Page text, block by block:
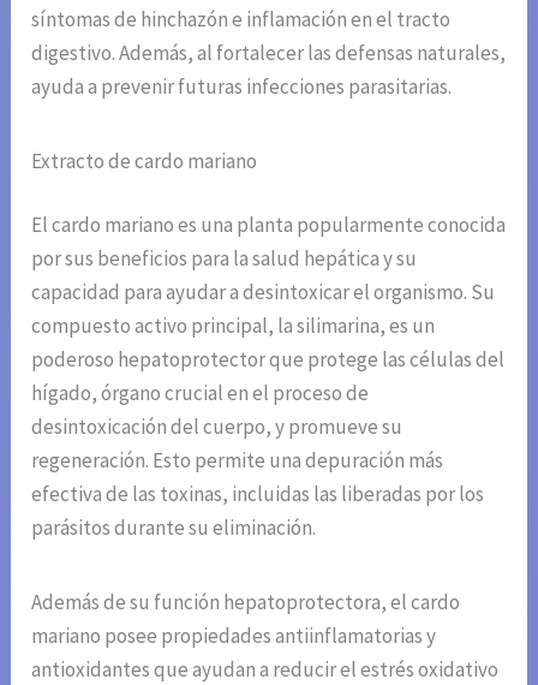
síntomas de hinchazón e inflamación en el tracto
digestivo. Además, al fortalecer las defensas naturales,
ayuda a prevenir futuras infecciones parasitarias.
Extracto de cardo mariano
El cardo mariano es una planta popularmente conocida
por sus beneficios para la salud hepática y su
capacidad para ayudar a desintoxicar el organismo. Su
compuesto activo principal, la silimarina, es un
poderoso hepatoprotector que protege las células del
hígado, órgano crucial en el proceso de
desintoxicación del cuerpo, y promueve su
regeneración. Esto permite una depuración más
efectiva de las toxinas, incluidas las liberadas por los
parásitos durante su eliminación.
Además de su función hepatoprotectora, el cardo
mariano posee propiedades antiinflamatorias y
antioxidantes que ayudan a reducir el estrés oxidativo